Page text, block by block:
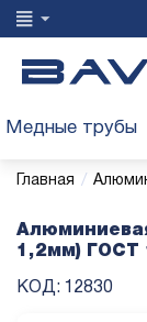
Медные трубы
Главная /
1,2мм) ГОСТ
КОД: 12830